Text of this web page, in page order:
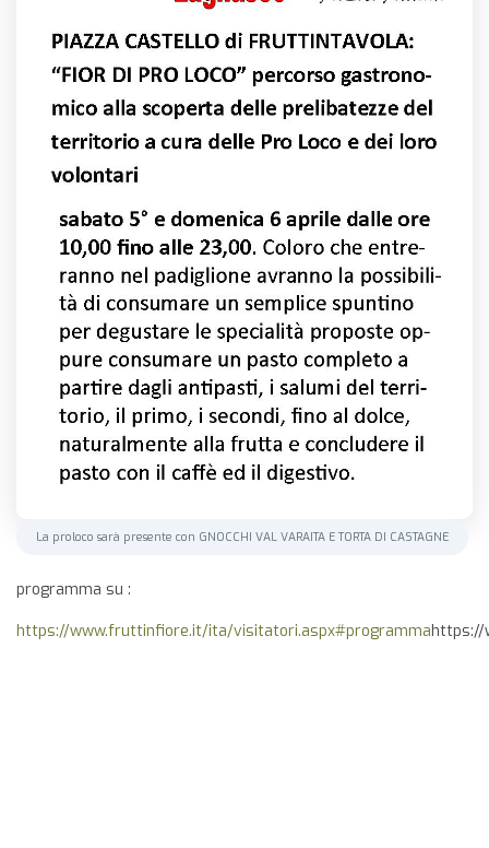
La proloco sarà presente con GNOCCHI VAL VARAITA E TORTA DI CASTAGNE
programma su :
https://www.fruttinfiore.it/ita/visitatori.aspx#programmahttps://